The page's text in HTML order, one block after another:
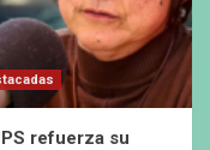
refuerza su